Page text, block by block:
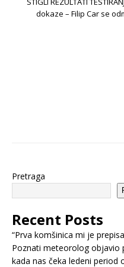
dokaze – Filip Car se
Pretraga
Recent Posts
“Prva komšinica mi je
Poznati meteorolog objavio
kada nas čeka ledeni period